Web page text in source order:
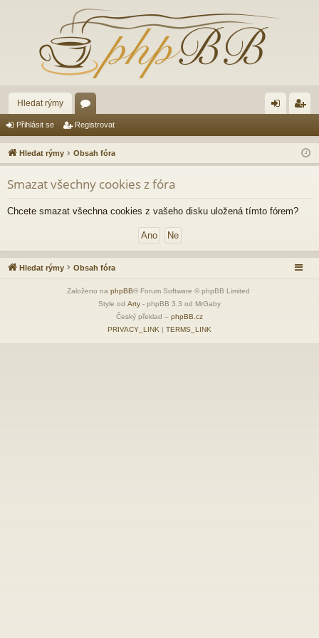
Hledat rýmy
ór
a lá
sit
ist
ro
Přihlásit se Registrovat
Hledat rýmy Obsah fóra
Smazat všechny cookies z fóra
Chcete smazat všechna cookies z vašeho disku uložená tímto fórem?
Hledat rýmy Obsah fóra
Založeno na phpBB® Forum Software © phpBB Limited
Style od Arty - phpBB 3.3 od MrGaby
Český překlad – phpBB.cz
PRIVACY_LINK | TERMS_LINK